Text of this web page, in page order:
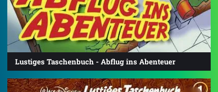
Lustiges Taschenbuch - Abflug ins Abenteuer